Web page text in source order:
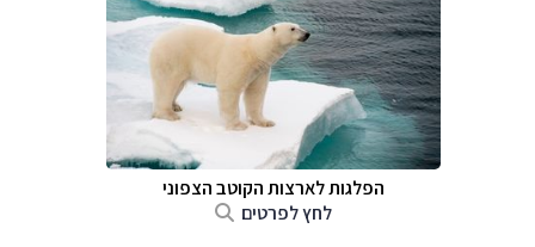
הפלגות לארצות הקוטב הצפוני
לחץ לפרטים